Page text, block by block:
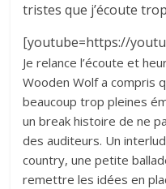
tristes que j’écoute
[youtube=https://
Je relance l’écoute et
Wooden Wolf a compris
beaucoup trop pleines
un break histoire de ne
des auditeurs. Un
country, une petite
remettre les idées en